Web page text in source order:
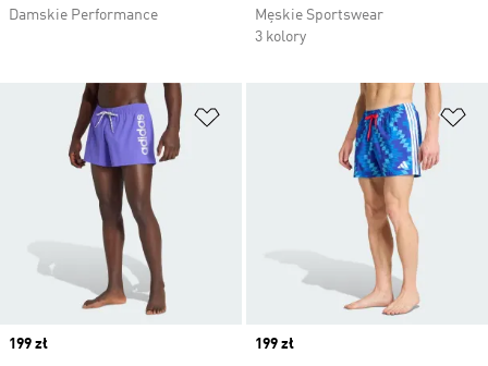
Damskie Performance
Męskie Sportswear
3 kolory
Dodaj do listy życzeń
Price
199 zł
Price
199 zł